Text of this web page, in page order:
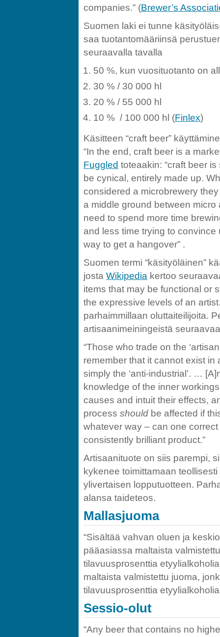
companies.” (Brewer’s
Suomen laki ei tunne
saa tuotantomääriinsä
seuraavalla tavalla
50 %, kun vuosituotanto on
30 % / 30 000 hl
20 % / 55 000 hl
10 % / 100 000 hl (Finlex)
Käsitteen “craft beer”
“In the end, craft beer is a
Fuggled toteaakin: “craft beer
be cynical, entirely made up.
considered a microbrewery
a middle ground between micro
need to spend more time
and less time trying to convince
way to get a hangover” .
Suomen termi “käsityöläinen”
josta Wikipedia kertoo
items that may be functional or
the expressive levels of an
parhaimmillaan oluttaiteilijoita.
artisaanimeiningeistä
“Those who trade on the
remember that it cannot exist in
simply the ‘anti-industrial’. …
knowledge of the inner
causes and intuit their effects,
process should be affected if
whatever way – can one
consistently brilliant product.”
Artisaanituote on siis parempi,
kykenee toimittamaan
ylivertaisen lopputuotteen.
alansa taideteos.
Mallasjuoma
“Sisältää vahvan oluen ja
pääasiassa maltaista
tilavuusprosenttia
maltaista valmistettu juoma,
tilavuusprosenttia
Sessio-olut
“Any beer that contains no